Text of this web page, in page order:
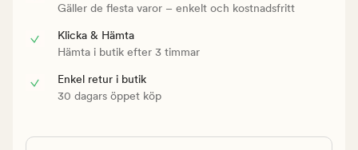
Gäller de flesta varor – enkelt och kostnadsfritt
Klicka & Hämta
Hämta i butik efter 3 timmar
Enkel retur i butik
30 dagars öppet köp